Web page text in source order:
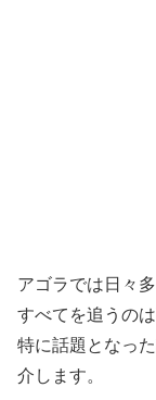
アゴラでは日々
すべてを追うの
特に話題となっ
介します。